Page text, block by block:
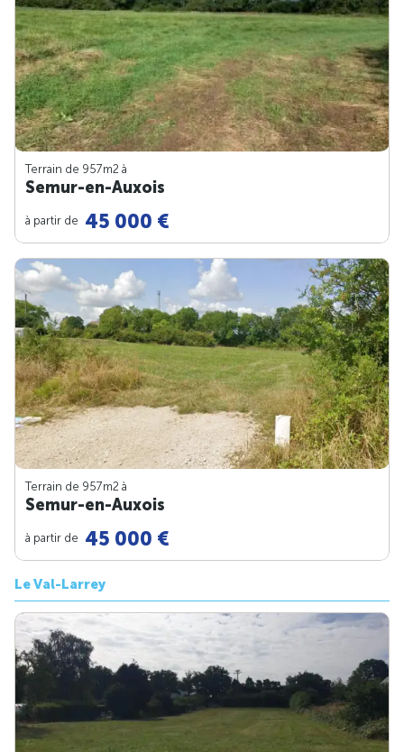
Terrain de 957m2 à
Semur-en-Auxois
à partir de 45 000 €
Terrain de 957m2 à
Semur-en-Auxois
à partir de 45 000 €
Le Val-Larrey